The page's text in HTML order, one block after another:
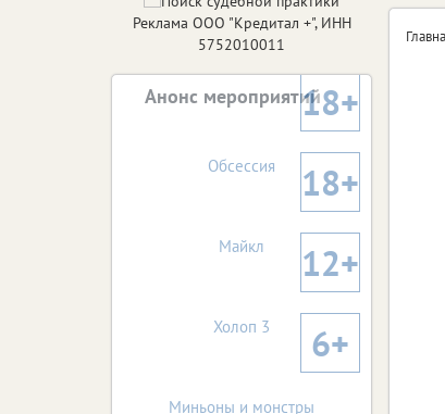
Реклама ООО "Кредитал +", ИНН
5752010011
Анонс мероприятий18+
Обсессия 18+
Майкл 12+
Холоп 3 6+
Миньоны и монстры